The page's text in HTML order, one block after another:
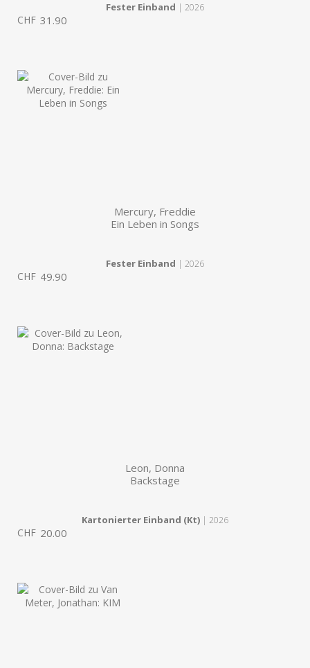
Fester Einband | 2026
CHF 31.90
Mercury, Freddie
Ein Leben in Songs
Fester Einband | 2026
CHF 49.90
Leon, Donna
Backstage
Kartonierter Einband (Kt) | 2026
CHF 20.00